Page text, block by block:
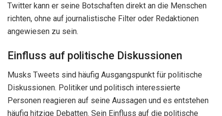
Twitter kann er seine Botschaften direkt an die Menschen
richten, ohne auf journalistische Filter oder Redaktionen
angewiesen zu sein.
Einfluss auf politische Diskussionen
Musks Tweets sind häufig Ausgangspunkt für politische
Diskussionen. Politiker und politisch interessierte
Personen reagieren auf seine Aussagen und es entstehen
häufig hitzige Debatten. Sein Einfluss auf die politische